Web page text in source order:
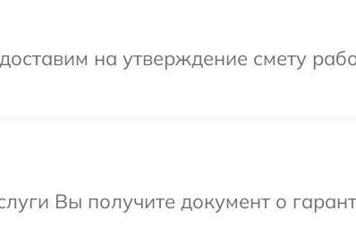
на утверждение смету
Вы получите документ о